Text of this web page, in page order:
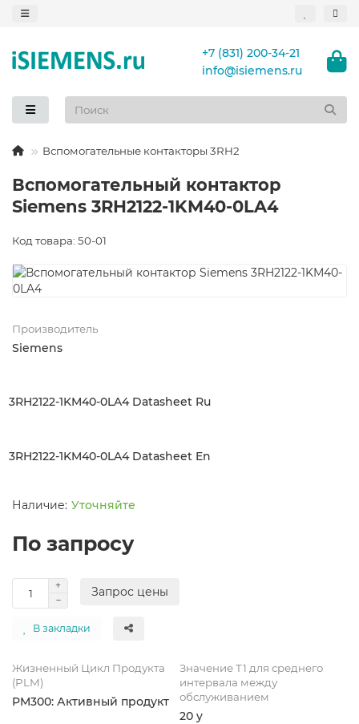
+7 (831) 200-34-21
info@isiemens.ru
Вспомогательные контакторы 3RH2
Вспомогательный контактор
Siemens 3RH2122-1KM40-0LA4
Код товара: 50-01
Производитель
Siemens
3RH2122-1KM40-0LA4 Datasheet Ru
3RH2122-1KM40-0LA4 Datasheet En
Уточняйте
По запросу
Запрос цены
В закладки
Жизненный Цикл Продукта
(PLM)
PM300: Активный продукт
Значение Т1 для среднего
интервала между
обслуживанием
20 y